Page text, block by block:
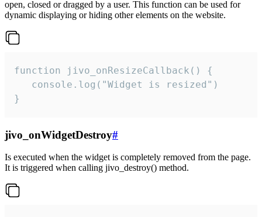
open, closed or dragged by a user. This function can be used for
dynamic displaying or hiding other elements on the website.
function jivo_onResizeCallback() {
   console.log("Widget is resized")
}
jivo_onWidgetDestroy#
Is executed when the widget is completely removed from the page.
It is triggered when calling jivo_destroy() method.